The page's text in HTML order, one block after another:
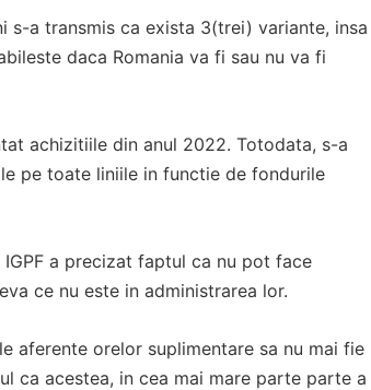
s-a transmis ca exista 3(trei) variante, insa
daca Romania va fi sau nu va fi
achizitiile din anul 2022. Totodata, s-a
pe toate liniile in functie de fondurile
a precizat faptul ca nu pot face
ce nu este in administrarea lor.
aferente orelor suplimentare sa nu mai fie
ca acestea, in cea mai mare parte parte a